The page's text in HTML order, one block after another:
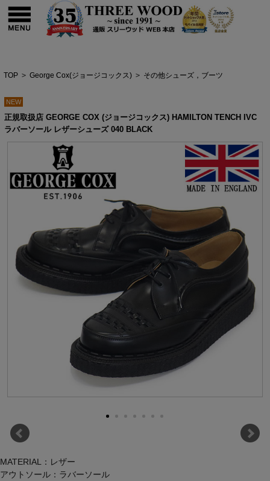
TOP > George Cox(ジョージコックス) > その他シューズ，ブーツ
NEW
正規取扱店 GEORGE COX (ジョージコックス) HAMILTON TENCH IVC
ラバーソール レザーシューズ 040 BLACK
MATERIAL：レザー
アウトソール：ラバーソール